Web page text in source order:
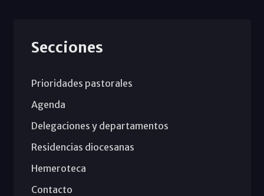
Secciones
Prioridades pastorales
Agenda
Delegaciones y departamentos
Residencias diocesanas
Hemeroteca
Contacto